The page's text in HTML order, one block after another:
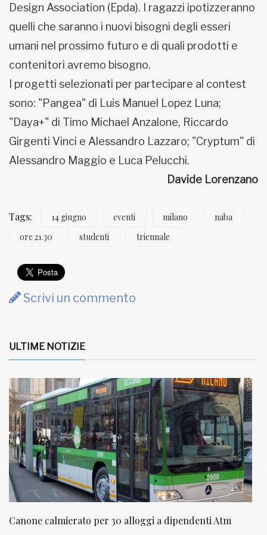
Design Association (Epda). I ragazzi ipotizzeranno
quelli che saranno i nuovi bisogni degli esseri
umani nel prossimo futuro e di quali prodotti e
contenitori avremo bisogno.
I progetti selezionati per partecipare al contest
sono: "Pangea" di Luis Manuel Lopez Luna;
"Daya+" di Timo Michael Anzalone, Riccardo
Girgenti Vinci e Alessandro Lazzaro; "Cryptum" di
Alessandro Maggio e Luca Pelucchi.
Davide Lorenzano
Tags: 14 giugno eventi milano
naba
ore 21.30
studenti triennale
Scrivi un commento
ULTIME NOTIZIE
Atm NATUROPATIA IN BREVE 20/01